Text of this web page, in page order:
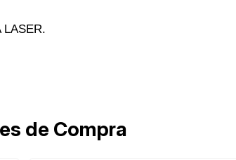
LASER.
de Compra